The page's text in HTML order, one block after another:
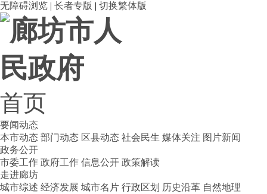
无障碍浏览 | 长者专版 | 切换繁体版
首页
要闻动态
本市动态 部门动态 区县动态 社会民生 媒体关注 图片新闻
政务公开
市委工作 政府工作 信息公开 政策解读
走进廊坊
城市综述 经济发展 城市名片 行政区划 历史沿革 自然地理